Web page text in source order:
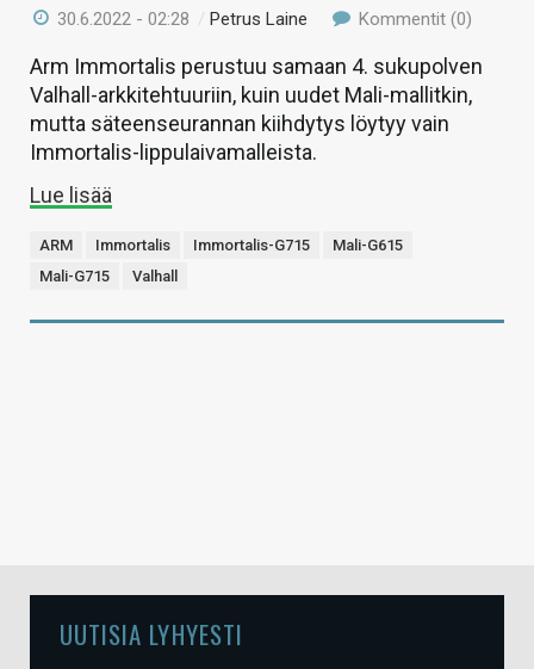
30.6.2022 - 02:28 /Petrus Laine Kommentit (0)
Arm Immortalis perustuu samaan 4. sukupolven
Valhall-arkkitehtuuriin, kuin uudet Mali-mallitkin,
mutta säteenseurannan kiihdytys löytyy vain
Immortalis-lippulaivamalleista.
Lue lisää
ARM Immortalis Immortalis-G715
Mali-G615
Mali-G715
Valhall
UUTISIA LYHYESTI